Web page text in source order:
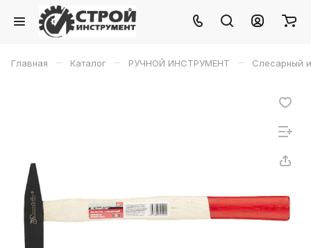
Главная – Каталог – РУЧНОЙ ИНСТРУМЕНТ – Слесарный